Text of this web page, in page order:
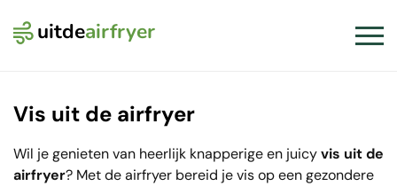
uitdeairfryerLogo Uit de Airfryer
Vis uit de airfryer
Wil je genieten van heerlijk knapperige en juicyvis uit de
airfryer? Met de airfryer bereid je vis op een gezondere